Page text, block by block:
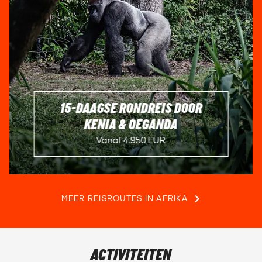
Ben jij een echte Indiana Jones? Kom dan vroeg en neem
een kleine zak geld mee, want dan behoor je misschien tot
de gelukkigen die mee kunnen op een tripje naar de
grafkamers! Kijk verder jouw ogen uit en bepaal zelf hoe de
neus van de Sphinx er ooit afgevallen kan zijn. Als je gek
bent van piramides reis dan af naar Luxor of Memphis
waar jij je vergaapt aan nog meer bizarre constructies en
beelden.
Het land in het Midden Oosten met een rijke geschiedenis
Egypte heeft een eeuwenoude geschiedenis. Zo'n beetje
alles in Egypte is historisch en heeft zijn eigen verhaal. Dit is
helemaal het geval bij de vele tempels die Egypte rijk is. De
manier van bouwen. Het is vandaag de dag nog een
waren om dergelijke bouwwerken te bouwen. De tempels
huis voor de goden. De Tempel van Karnak is er eentje die
15-DAAGSE RONDREIS DOOR
KENIA & OEGANDA
Vanaf 4.950 EUR
MEER REISROUTES IN AFRIKA
ACTIVITEITEN